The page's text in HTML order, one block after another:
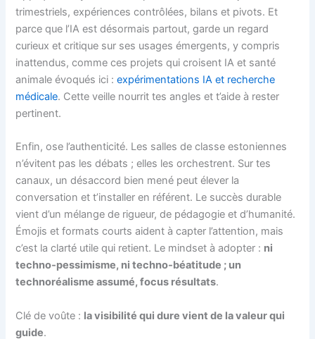
trimestriels, expériences contrôlées, bilans et pivots. Et
parce que l’IA est désormais partout, garde un regard
curieux et critique sur ses usages émergents, y compris
inattendus, comme ces projets qui croisent IA et santé
animale évoqués ici :expérimentations IA et recherche
médicale. Cette veille nourrit tes angles et t’aide à rester
pertinent.
Enfin, ose l’authenticité. Les salles de classe estoniennes
n’évitent pas les débats ; elles les orchestrent. Sur tes
canaux, un désaccord bien mené peut élever la
conversation et t’installer en référent. Le succès durable
vient d’un mélange de rigueur, de pédagogie et d’humanité.
Émojis et formats courts aident à capter l’attention, mais
c’est la clarté utile qui retient. Le mindset à adopter : ni
techno‑pessimisme, ni techno‑béatitude ; un
technoréalisme assumé, focus résultats.
Clé de voûte : la visibilité qui dure vient de la valeur qui
guide.